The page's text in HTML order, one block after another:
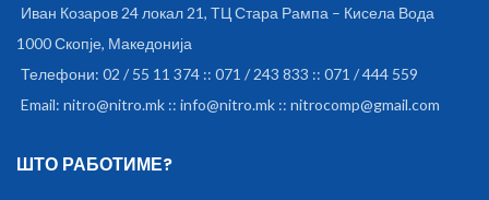
Иван Козаров 24 локал 21, ТЦ Стара Рампа – Кисела Вода
1000 Скопје, Македонија
Телефони: 02 / 55 11 374 :: 071 / 243 833 :: 071 / 444 559
Email: nitro@nitro.mk :: info@nitro.mk :: nitrocomp@gmail.com
ШТО РАБОТИМЕ?